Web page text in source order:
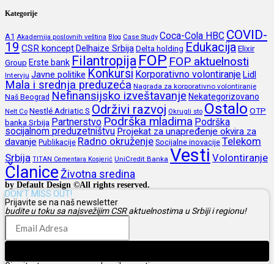
Kategorije
A1 Akademija poslovnih veština Blog Case Study Coca-Cola HBC COVID-
19 CSR konceptDelhaize Srbija Delta holding Edukacija Elixir
Group Erste bank Filantropija FOP FOP aktuelnosti
Intervju Javne politike Konkursi Korporativno volontiranjeLidl
Mala i srednja preduzeća Nagrada za korporativno volontiranje
Naš Beograd Nefinansijsko izveštavanje Nekategorizovano
Nelt Co Nestlé Adriatic S Održivi razvoj Okrugli sto Ostalo OTP
banka Srbija Partnerstvo Podrška mladima Podrška
socijalnom preduzetništvu Projekat za unapređenje okvira za
davanje Publikacije Radno okruženje Socijalne inovacije Telekom
Srbija TITAN Cementara Kosjerić UniCredit Banka Vesti Volontiranje
Članice Životna sredina
by Default Design ©All rights reserved.
DON’T MISS OUT!
Prijavite se na naš newsletter
budite u toku sa najsvežijim CSR aktuelnostima u Srbiji i regionu!